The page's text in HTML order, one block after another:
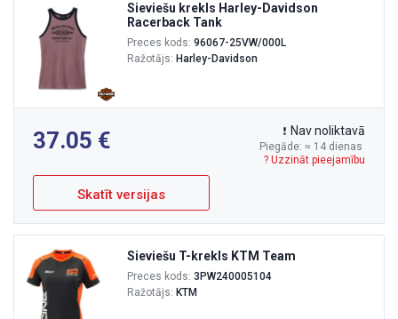
Sieviešu krekls Harley-Davidson
Racerback Tank
Preces kods: 96067-25VW/000L
Ražotājs: Harley-Davidson
37.05 Piegāde: ≈ 14 dienas
Nav noliktavā
? Uzzināt pieejamību
Skatīt versijas
Sieviešu T-krekls KTM Team
Preces kods: 3PW240005104
Ražotājs: KTM